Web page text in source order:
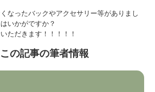
なったバックやアクセサリー等がありまし
いかがですか？
ただきます！！！！！
この記事の筆者情報